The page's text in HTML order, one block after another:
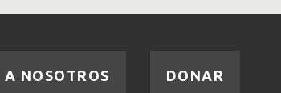
DONAR
A NOSOTROS